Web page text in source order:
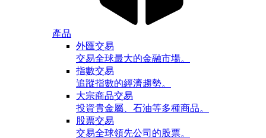
產品
外匯交易
交易全球最大的金融市場。
指數交易
追蹤指數的經濟趨勢。
大宗商品交易
投資貴金屬、石油等多種商品。
股票交易
交易全球領先公司的股票。